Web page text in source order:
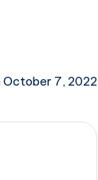
October 7, 2022